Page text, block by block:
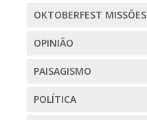
OKTOBERFEST MISSÕES
OPINIÃO
PAISAGISMO
POLÍTICA